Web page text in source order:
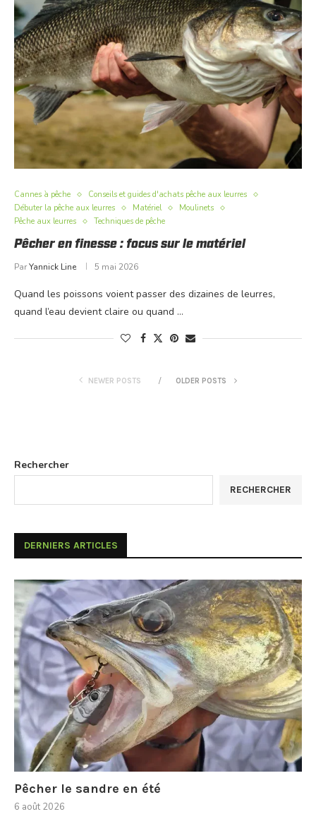
Cannes à pêche
Conseils et guides d'achats pêche aux leurres
Débuter la pêche aux leurres
Matériel
Moulinets
Pêche aux leurres
Techniques de pêche
Pêcher en finesse : focus sur le matériel
ParYannick Line 5 mai 2026
Quand les poissons voient passer des dizaines de leurres,
quand l’eau devient claire ou quand …
NEWER POSTS OLDER POSTS
Rechercher
RECHERCHER
DERNIERS ARTICLES
Pêcher le sandre en été
6 août 2026